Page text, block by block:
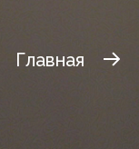
Главная